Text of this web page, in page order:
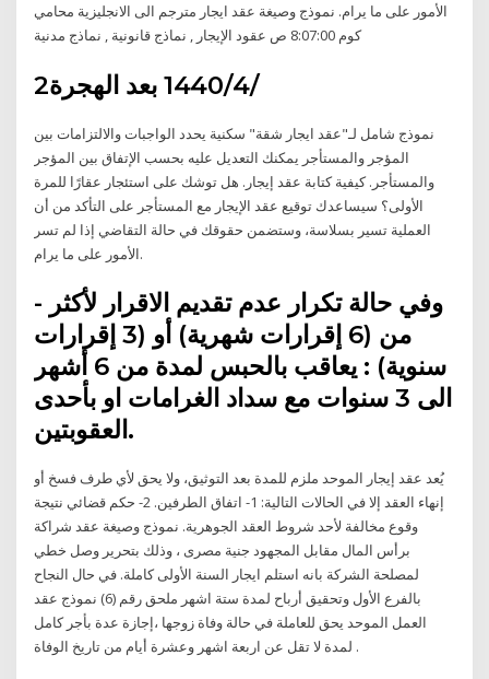
الأمور على ما يرام. نموذج وصيغة عقد ايجار مترجم الى الانجليزية محامي
كوم 8:07:00 ص عقود الإيجار , نماذج قانونية , نماذج مدنية
2‏‏/4‏‏/1440 بعد الهجرة
نموذج شامل لـ"عقد ايجار شقة" سكنية يحدد الواجبات والالتزامات بين
المؤجر والمستأجر يمكنك التعديل عليه بحسب الإتفاق بين المؤجر
والمستأجر. كيفية كتابة عقد إيجار. هل توشك على استئجار عقارًا للمرة
الأولى؟ سيساعدك توقيع عقد الإيجار مع المستأجر على التأكد من أن
العملية تسير بسلاسة، وستضمن حقوقك في حالة التقاضي إذا لم تسر
الأمور على ما يرام.
- وفي حالة تكرار عدم تقديم الاقرار لأكثر
من (6 إقرارات شهرية) أو (3 إقرارات
سنوية) : يعاقب بالحبس لمدة من 6 أشهر
الى 3 سنوات مع سداد الغرامات او بأحدى
العقوبتين.
يُعد عقد إيجار الموحد ملزم للمدة بعد التوثيق، ولا يحق لأي طرف فسخ أو
إنهاء العقد إلا في الحالات التالية: 1- اتفاق الطرفين. 2- حكم قضائي نتيجة
وقوع مخالفة لأحد شروط العقد الجوهرية. نموذج وصيغة عقد شراكة
برأس المال مقابل المجهود جنية مصرى ، وذلك بتحرير وصل خطي
لمصلحة الشركة بانه استلم ايجار السنة الأولى كاملة. في حال النجاح
بالفرع الأول وتحقيق أرباح لمدة ستة اشهر ملحق رقم (6) نموذج عقد
العمل الموحد يحق للعاملة في حالة وفاة زوجها ،إجازة عدة بأجر كامل
لمدة لا تقل عن اربعة اشهر وعشرة أيام من تاريخ الوفاة .